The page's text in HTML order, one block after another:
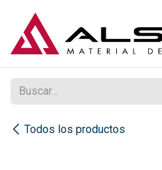
Todos los productos